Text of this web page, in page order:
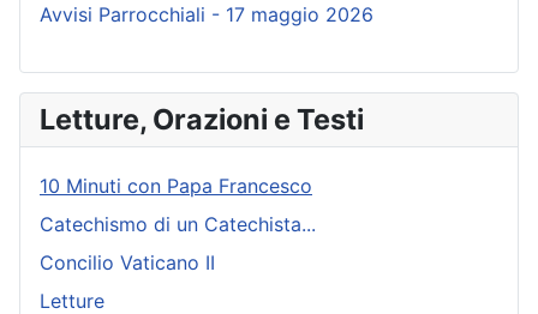
Avvisi Parrocchiali - 17 maggio 2026
Letture, Orazioni e Testi
10 Minuti con Papa Francesco
Catechismo di un Catechista...
Concilio Vaticano II
Letture